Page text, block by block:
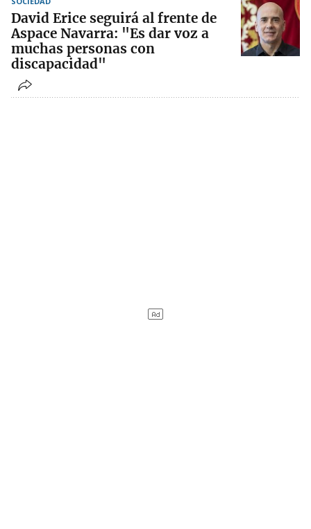
David Erice seguirá al frente de
Aspace Navarra: "Es dar voz a
muchas personas con
discapacidad"